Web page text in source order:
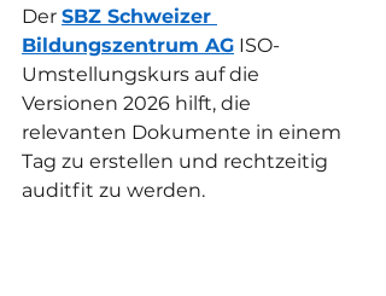
Der SBZ Schweizer
Bildungszentrum AG ISO-
Umstellungskurs auf die
Versionen 2026 hilft, die
relevanten Dokumente in einem
Tag zu erstellen und rechtzeitig
auditfit zu werden.